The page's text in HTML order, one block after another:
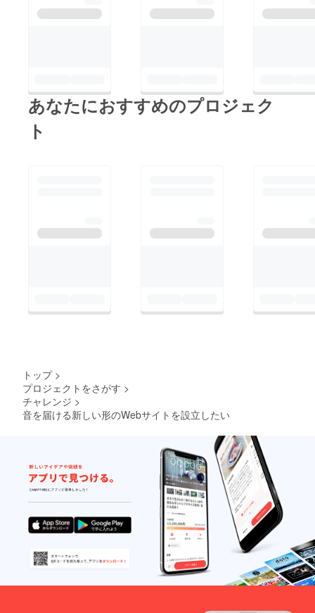
あなたにおすすめのプロジェク
ト
トップ >
プロジェクトをさがす >
チャレンジ >
音を届ける新しい形のWebサイトを設立したい